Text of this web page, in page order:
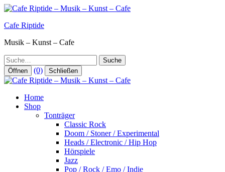
Zum
springen
Cafe Riptide
Musik – Kunst – Cafe
Suche
Öffnen (0) Schließen
Home
Shop
Tonträger
Classic Rock
Doom / Stoner / Experimental
Heads / Electronic / Hip Hop
Hörspiele
Jazz
Pop / Rock / Emo / Indie